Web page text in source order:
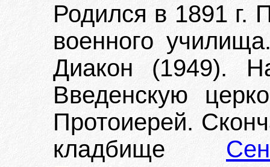
Родился в 1891 г.
военного
Диакон (1949).
Введенскую
Протоиерей.
кладбище